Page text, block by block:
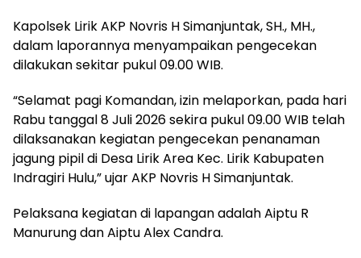
Kapolsek Lirik AKP Novris H Simanjuntak, SH., MH.,
dalam laporannya menyampaikan pengecekan
dilakukan sekitar pukul 09.00 WIB.
“Selamat pagi Komandan, izin melaporkan, pada hari
Rabu tanggal 8 Juli 2026 sekira pukul 09.00 WIB telah
dilaksanakan kegiatan pengecekan penanaman
jagung pipil di Desa Lirik Area Kec. Lirik Kabupaten
Indragiri Hulu,” ujar AKP Novris H Simanjuntak.
Pelaksana kegiatan di lapangan adalah Aiptu R
Manurung dan Aiptu Alex Candra.